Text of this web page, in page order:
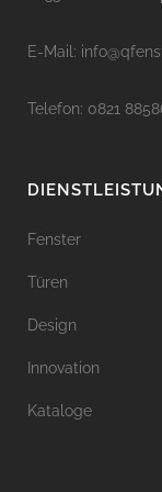
E-Mail:
Telefon: 0821
Fenster
Türen
Design
Innovation
Kataloge